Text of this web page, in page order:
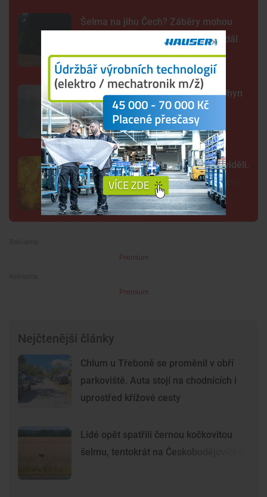
Šelma na jihu Čech? Záběry mohou
zachycovat kočku, policie hlášení dál
prověřuje
Sto mrtvých ryb v centru Budějc. Úhyn
mohl způsobit déšť a nedostatek
kyslíku
Tak detailně jsme Slunce ještě neviděli.
Nové snímky přinesly průlomový objev
Premium
Premium
Nejčtenější články
Chlum u Třeboně se proměnil v obří
parkoviště. Auta stojí na chodnících i
uprostřed křížové cesty
Lidé opět spatřili černou kočkovitou
šelmu, tentokrát na Českobudějovicku